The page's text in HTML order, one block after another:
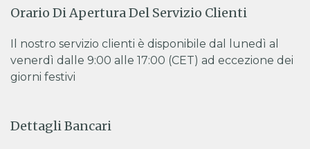
Orario Di Apertura Del Servizio Clienti
Il nostro servizio clienti è disponibile dal lunedì al
venerdì dalle 9:00 alle 17:00 (CET) ad eccezione dei
giorni festivi
Dettagli Bancari